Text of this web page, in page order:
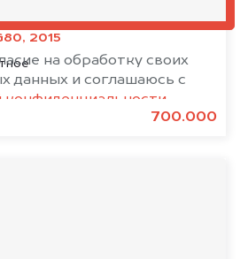
2015
700.000
на обработку своих
данных и соглашаюсь с
конфиденциальности